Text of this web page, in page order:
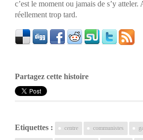
c’est le moment ou jamais de s’y atteler.
réellement trop tard.
Partagez cette histoire
Etiquettes : centre communistes